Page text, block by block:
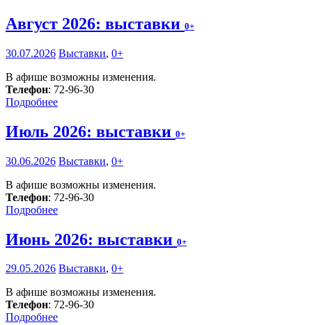
Август 2026: выставки 0+
30.07.2026 Выставки, 0+
В афише возможны изменения.
Телефон: 72-96-30
Подробнее
Июль 2026: выставки 0+
30.06.2026 Выставки, 0+
В афише возможны изменения.
Телефон: 72-96-30
Подробнее
Июнь 2026: выставки 0+
29.05.2026 Выставки, 0+
В афише возможны изменения.
Телефон: 72-96-30
Подробнее